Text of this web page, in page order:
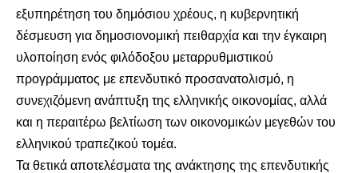
εξυπηρέτηση του δημόσιου χρέους, η κυβερνητική
δέσμευση για δημοσιονομική πειθαρχία και την έγκαιρη
υλοποίηση ενός φιλόδοξου μεταρρυθμιστικού
προγράμματος με επενδυτικό προσανατολισμό, η
συνεχιζόμενη ανάπτυξη της ελληνικής οικονομίας, αλλά
και η περαιτέρω βελτίωση των οικονομικών μεγεθών του
ελληνικού τραπεζικού τομέα.
Τα θετικά αποτελέσματα της ανάκτησης της επενδυτικής